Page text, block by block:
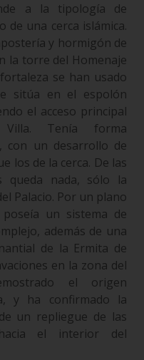
a la tipología de
de una cerca islámica.
y hormigón de
la torre del Homenaje
se han usado
sitúa en el espolón
el acceso principal
Tenía forma
con un desarrollo de
los de la cerca. De las
queda nada, sólo la
Palacio. Por un plano
un sistema de
además de una
de la Ermita de
en la zona del
el origen
y ha confirmado la
un repliegue de las
hacia el interior del